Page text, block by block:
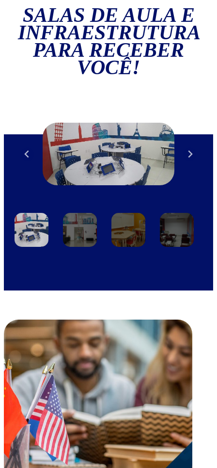
SALAS DE AULA E
INFRAESTRUTURA
PARA RECEBER
VOCÊ!